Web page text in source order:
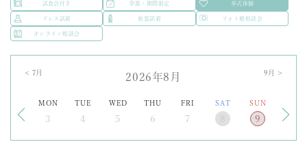
試食会付き 季節・期間限定 挙式体験
ドレス試着 和装試着 フォト婚相談会
オンライン相談会
2026年8月
MON TUE WED THU FRI SAT SUN
3 4 5 6 7 9
9 月 >
< 7 月